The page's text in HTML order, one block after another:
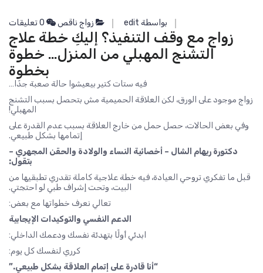
بواسطة edit زواج ناقص
زواج مع وقف التنفيذ؟ إليكِ خطة علاج
التشنج المهبلي من المنزل… خطوة
بخطوة
فيه ستات كتير بيعيشوا حالة صعبة جدًا…
زواج موجود على الورق، لكن العلاقة الحميمية مش بتحصل بسبب التشنج
المهبلي!
وفي بعض الحالات، حصل حمل من خارج العلاقة بسبب عدم القدرة على
إتمامها بشكل طبيعي.
دكتورة ريهام الشال – أخصائية النساء والولادة والحقن المجهري –
بتقول:
قبل ما تفكري تروحي العيادة، فيه خطة علاجية كاملة تقدري تطبقيها من
البيت، وتحت إشراف طبي لو احتجتي.
تعالي نعرف خطواتها مع بعض:
الدعم النفسي والتوكيدات الإيجابية
ابدئي أولًا بتهدئة نفسك ودعمك الداخلي:
كرري لنفسك كل يوم:
“أنا قادرة على إتمام العلاقة بشكل طبيعي.”